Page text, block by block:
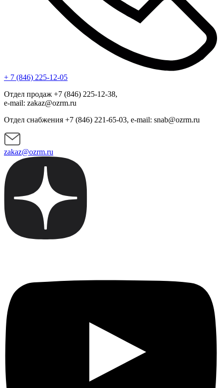
+ 7 (846) 225-12-05
Отдел продаж +7 (846) 225-12-38,
e-mail: zakaz@ozrm.ru
Отдел снабжения +7 (846) 221-65-03, e-mail: snab@ozrm.ru
zakaz@ozrm.ru